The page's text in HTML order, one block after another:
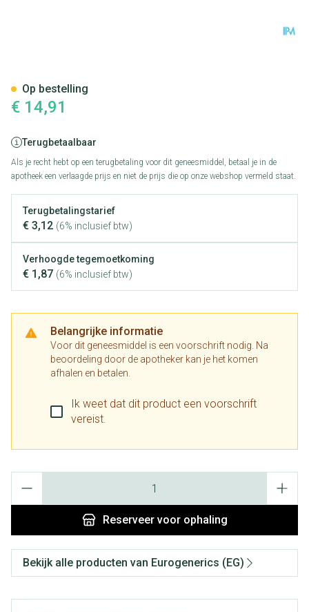
€ 14,91
Terugbetaalbaar
Als je recht hebt op een terugbetaling voor dit geneesmiddel, betaal je in de
apotheek een verlaagde prijs en niet de prijs die op onze webshop vermeld staat.
Terugbetalingstarief
€ 3,12 (6% inclusief btw)
Verhoogde tegemoetkoming
€ 1,87 (6% inclusief btw)
Belangrijke informatie
Voor dit geneesmiddel is een voorschrift nodig. Na
beoordeling door de apotheker kan je het komen
afhalen en betalen.
Ik weet dat dit product een voorschrift
vereist.
Reserveervoor ophaling
Op bestelling
Bekijk alle producten van Eurogenerics (EG)